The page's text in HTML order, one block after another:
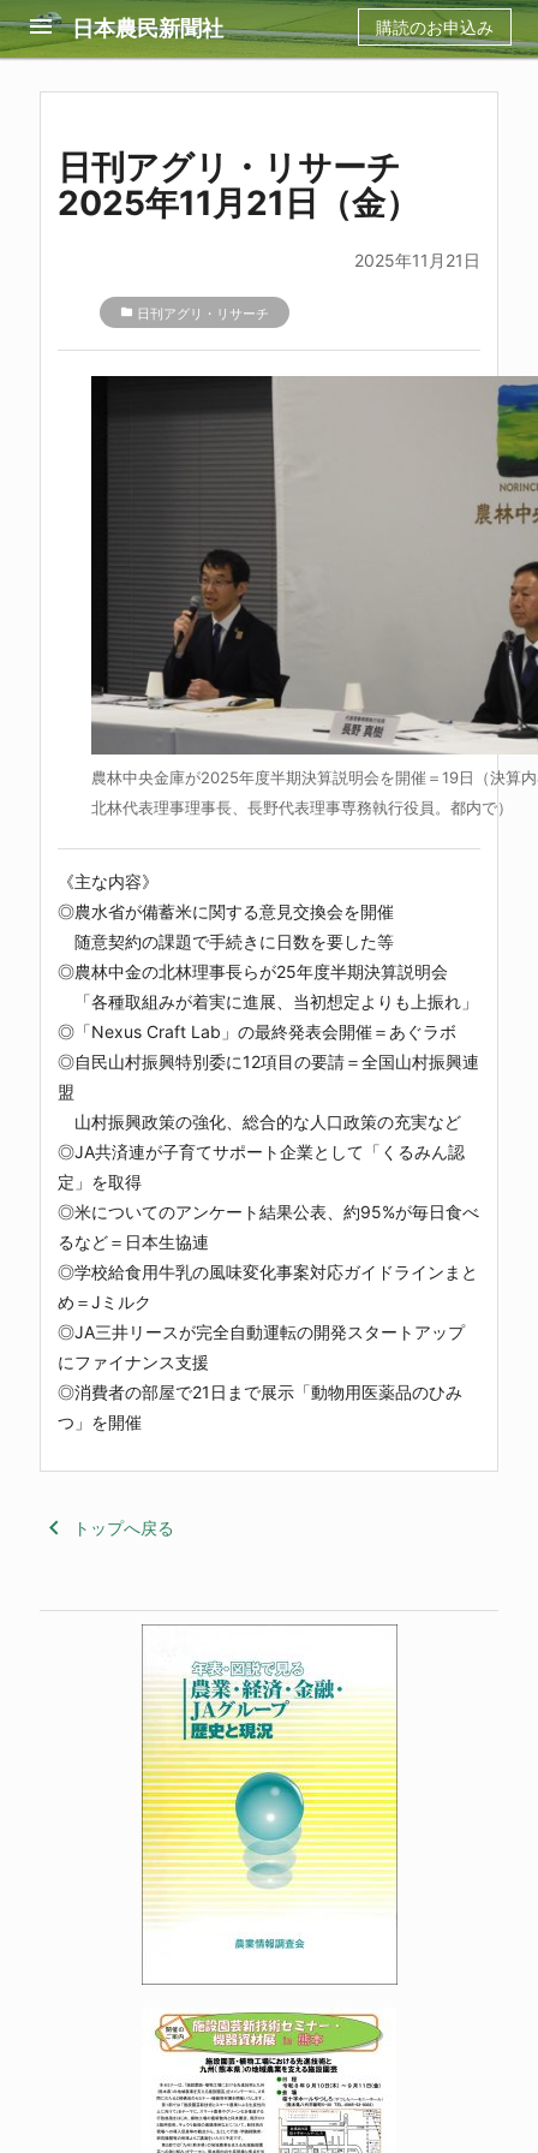
menu 日本農民新聞社 購読のお申込み
日刊アグリ・リサーチ
2025年11月21日（金）
2025年11月21日
folder 日刊アグリ・リサーチ
農林中央金庫が2025年度半期決算説明会を開催＝19日（決算
北林代表理事理事長、長野代表理事専務執行役員。都内で）
《主な内容》
◎農水省が備蓄米に関する意見交換会を開催
随意契約の課題で手続きに日数を要した等
◎農林中金の北林理事長らが25年度半期決算説明会
「各種取組みが着実に進展、当初想定よりも上振れ」
◎「Nexus Craft Lab」の最終発表会開催＝あぐラボ
◎自民山村振興特別委に12項目の要請＝全国山村振興連
盟
山村振興政策の強化、総合的な人口政策の充実など
◎JA共済連が子育てサポート企業として「くるみん認
定」を取得
◎米についてのアンケート結果公表、約95%が毎日食べ
るなど＝日本生協連
◎学校給食用牛乳の風味変化事案対応ガイドラインまと
め＝Jミルク
◎JA三井リースが完全自動運転の開発スタートアップ
にファイナンス支援
◎消費者の部屋で21日まで展示「動物用医薬品のひみ
つ」を開催
keyboard_arrow_left トップへ戻る